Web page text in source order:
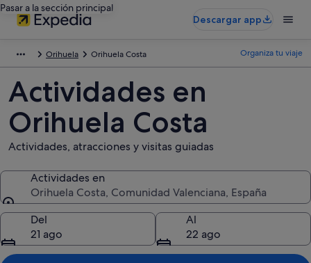
Pasar a la sección principal
Descargar app
Orihuela Orihuela Costa Organiza tu viaje
Actividades en
Orihuela Costa
Actividades, atracciones y visitas guiadas
Actividades en
Orihuela Costa, Comunidad Valenciana, España
Actividades en
Del
21 ago
Al
22 ago